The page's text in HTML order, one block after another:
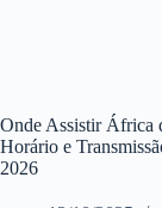
Onde Assistir África
Horário e
2026